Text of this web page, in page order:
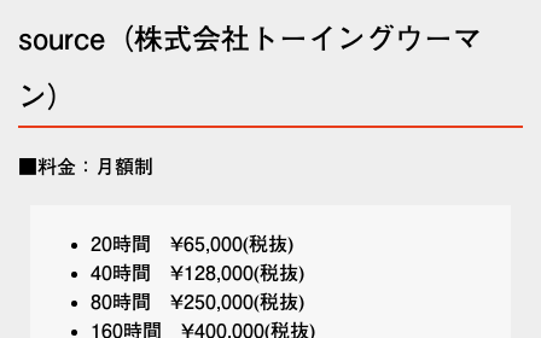
source（株式会社トーイングウーマ
ン）
■料金：月額制
20時間 ¥65,000(税抜)
40時間 ¥128,000(税抜)
80時間 ¥250,000(税抜)
160時間 ¥400,000(税抜)